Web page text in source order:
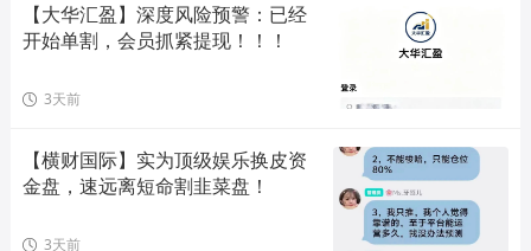
【大华汇盈】深度风险预警：已经
开始单割，会员抓紧提现！！！
3天前
【横财国际】实为顶级娱乐换皮资
金盘，速远离短命割韭菜盘！
3天前